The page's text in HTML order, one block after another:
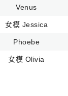
Venus
女模 Jessica
Phoebe
女模 Olivia